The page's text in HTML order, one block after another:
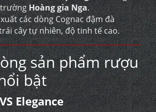
trườngHoàng gia Nga.
các dòng Cognac đậm đà
cây tự nhiên, độ tinh tế cao.
sản phẩm rượu
bật
Elegance